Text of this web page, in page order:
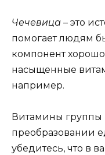
Чечевица – это
помогает людям
компонент
насыщенные
например.
Витамины группы
преобразовании
убедитесь, что в